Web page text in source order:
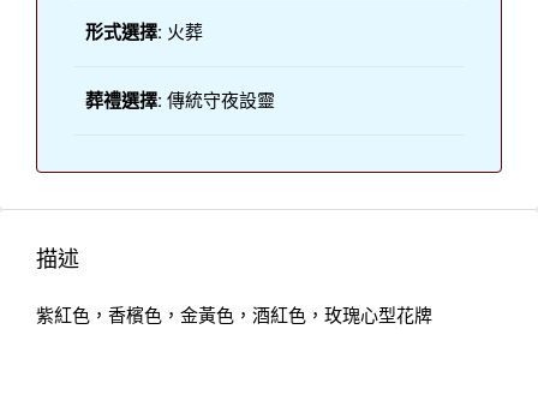
形式選擇: 火葬
葬禮選擇: 傳統守夜設靈
描述
紫紅色，香檳色，金黃色，酒紅色，玫瑰心型花牌